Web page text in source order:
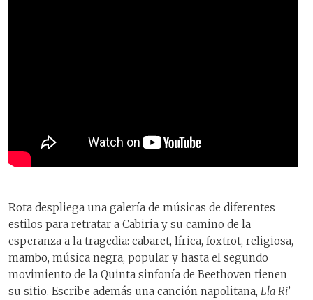
Rota despliega una galería de músicas de diferentes
estilos para retratar a Cabiria y su camino de la
esperanza a la tragedia: cabaret, lírica, foxtrot, religiosa,
mambo, música negra, popular y hasta el segundo
movimiento de la Quinta sinfonía de Beethoven tienen
su sitio. Escribe además una canción napolitana, Lla Ri’